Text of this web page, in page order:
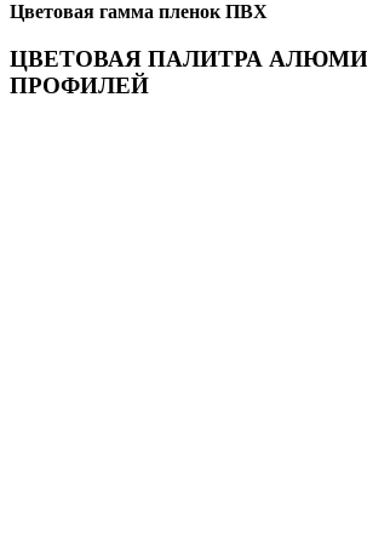
Цветовая гамма пленок ПВХ
ЦВЕТОВАЯ ПАЛИТРА
ПРОФИЛЕЙ